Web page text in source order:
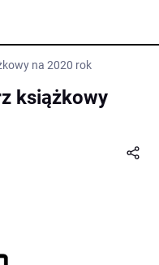
na 2020 rok
książkowy